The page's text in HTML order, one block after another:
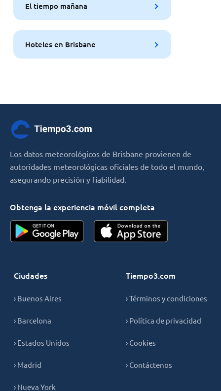
El tiempo mañana
Hoteles en Brisbane
Los datos meteorológicos de Brisbane provienen de
autoridades meteorológicas oficiales de todo el mundo,
asegurando precisión y fiabilidad.
Obtenga la experiencia móvil completa
Ciudades
› Buenos Aires
› Barcelona
› Estados Unidos
› Madrid
› Nueva York
Tiempo3.com
› Términos y condiciones
› Política de privacidad
› Cookies
› Contáctenos